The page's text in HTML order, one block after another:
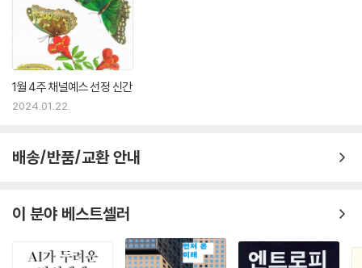
오늘날 미국에서는 중국이나 독일에 비해 〈15-30세 인구가 전체 인구에
서 차지하는 비중〉이 훨씬 크다. 따라서 향후 10-20년 동안 미국에서는 다
른 선진국에 비해 노동 인구 규모는 덜 줄어들고 부양비는 좀 더 서서히 올
라갈 것이다. 이런 연령 분포 특징 때문에 미국은 이 기간에 명확한 〈경제적
우위〉를 갖게 될 것이다.
2050년은 지금의 세상보다 좀 더 불공평하고 양극화는 더 심해 있을 전망
변화의 복합적인 효과가 전 세계 대부분의 사람에게 영향을 미칠 것이다.
개구리와는 달리 너무 늦기 전에 솥에서 나올 방법을 우리는 찾을 것이다.
산율보다 낮은 합계출산율을 기록한 64개국 중 단 1개국을 제외한 63개
국의 합계출산율은 2018년에도 여전히 대체출산율을 밑돌았다.
한국의 합계출산율 0.7명은 〈중세의 흑사병〉과도 같다
미국 《뉴욕타임스》의 로스 다우서트(Ross Douthat) 칼럼니스트는 202
도로 한국의 인구가 감소할 수 있으며, “한국은 선진국들이 안고 있는 인구
이며, 2050년께 성장률이 0% 이하로 추락하고, 2070년에 이르면 총인
구가 4,000만 명을 밑돌 것이라고 경고했다.
1월 4주 채널예스 선정 신간
2024.01.22.
배송/반품/교환 안내
이 분야 베스트셀러